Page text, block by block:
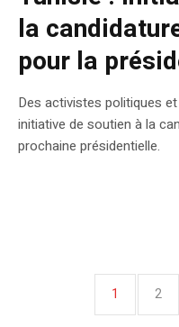
la
pour la
Des activistes politiques
initiative de soutien à la
prochaine présidentielle.
1 2